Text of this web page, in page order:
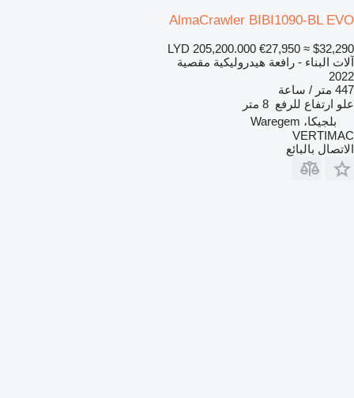
AlmaCrawler BIBI1090-BL EVO
LYD 205,200.000 €27,950 ≈ $32,290
آلات البناء - رافعة هيدروليكية مقصية
2022
447 متر / ساعة
علو ارتفاع للرفع 8 متر
بلجيكا، Waregem
VERTIMAC
الاتصال بالبائع